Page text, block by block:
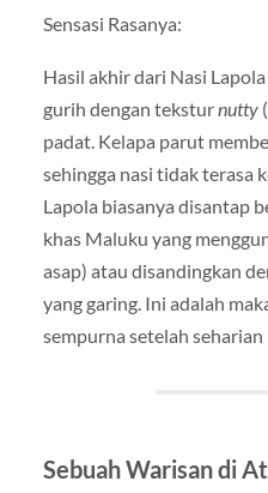
Sensasi Rasanya:
Hasil akhir dari Nasi
gurih dengan teksturnutty
padat. Kelapa parut
sehingga nasi tidak terasa
Lapola biasanya disantap
khas Maluku yang
asap) atau disandingkan
yang garing. Ini adalah
sempurna setelah
Sebuah Warisan di